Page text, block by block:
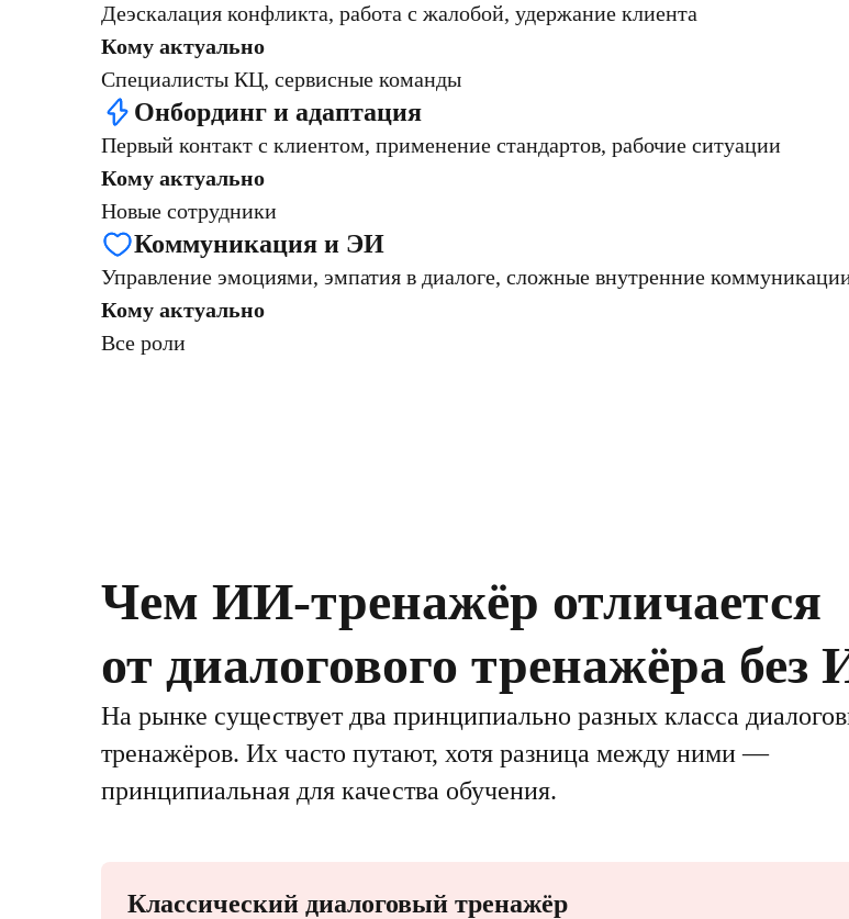
Деэскалация конфликта, работа с жалобой, удержание клиента
Кому актуально
Специалисты КЦ, сервисные команды
Онбординг и адаптация
Первый контакт с клиентом, применение стандартов, рабочие ситуации
Кому актуально
Новые сотрудники
Коммуникация и ЭИ
Управление эмоциями, эмпатия в диалоге, сложные внутренние
Кому актуально
Все роли
Чем ИИ-тренажёр отличается
от диалогового тренажёра без
На рынке существует два принципиально разных класса
тренажёров. Их часто путают, хотя разница между ними —
принципиальная для качества обучения.
Классический диалоговый тренажёр